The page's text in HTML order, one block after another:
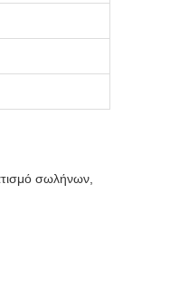
σωλήνων,